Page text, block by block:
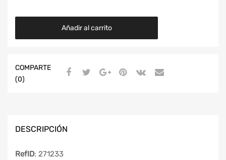
Añadir al carrito
COMPARTE
(0)
DESCRIPCIÓN
RefID: 271233